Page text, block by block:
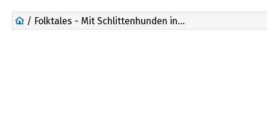
/ Folktales - Mit Schlittenhunden ins Leben